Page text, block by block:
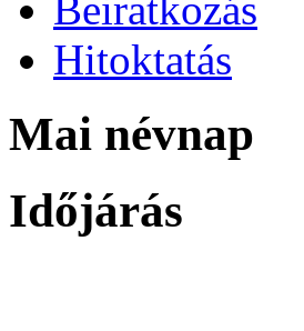
Hitoktatás
Mai névnap
Időjárás